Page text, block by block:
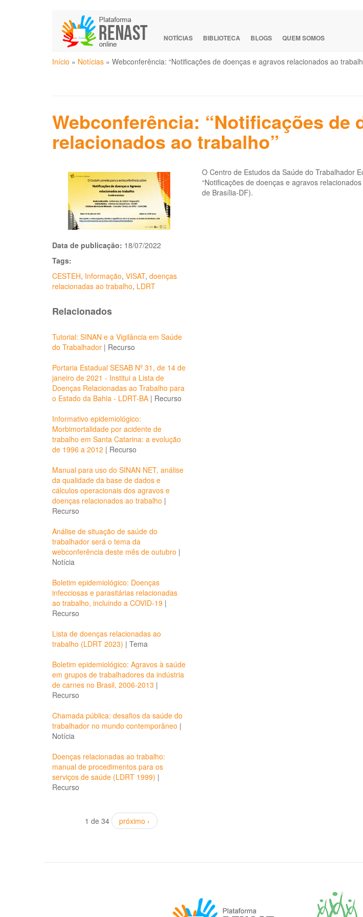
NOTÍCIAS BIBLIOTECA BLOGS QUEM SOMOS
Você
Início » Notícias » Webconferência: “Notificações de doenças e agravos relacionados ao
Webconferência: “Notificações de
relacionados ao trabalho”
Data de publicação: 18/07/2022
Tags:
CESTEH, Informação, VISAT, doenças
relacionadas ao trabalho, LDRT
Relacionados
Tutorial: SINAN e a Vigilância em Saúde
do Trabalhador | Recurso
Portaria Estadual SESAB Nº 31, de 14 de
janeiro de 2021 - Institui a Lista de
Doenças Relacionadas ao Trabalho para
o Estado da Bahia - LDRT-BA | Recurso
Informativo epidemiológico:
Morbimortalidade por acidente de
trabalho em Santa Catarina: a evolução
de 1996 a 2012 | Recurso
Manual para uso do SINAN NET, análise
da qualidade da base de dados e
cálculos operacionais dos agravos e
doenças relacionados ao trabalho |
Recurso
Análise de situação de saúde do
trabalhador será o tema da
webconferência deste mês de outubro |
Notícia
Boletim epidemiológico: Doenças
infecciosas e parasitárias relacionadas
ao trabalho, incluindo a COVID-19 |
Recurso
Lista de doenças relacionadas ao
trabalho (LDRT 2023) | Tema
Boletim epidemiológico: Agravos à saúde
em grupos de trabalhadores da indústria
de carnes no Brasil, 2006-2013 |
Recurso
Chamada pública: desafios da saúde do
trabalhador no mundo contemporâneo |
Notícia
Doenças relacionadas ao trabalho:
manual de procedimentos para os
serviços de saúde (LDRT 1999) |
Recurso
1 de 34 próximo ›
O Centro de Estudos da Saúde do Trabalhador
“Notificações de doenças e agravos
de Brasília-DF).